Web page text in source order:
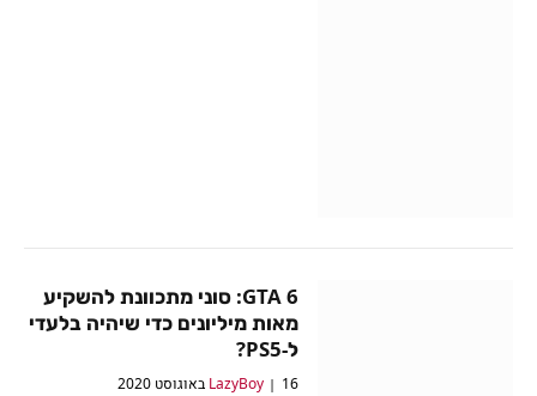
GTA 6: סוני מתכוונת להשקיע
מאות מיליונים כדי שיהיה בלעדי
ל-PS5?
LazyBoy 16 באוגוסט 2020